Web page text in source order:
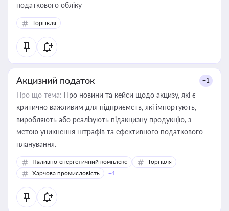
податкового обліку
Торгівля
Акцизний податок +1
Про що тема: Про новини та кейси щодо акцизу, які є
критично важливим для підприємств, які імпортують,
виробляють або реалізують підакцизну продукцію, з
метою уникнення штрафів та ефективного податкового
планування.
Паливно-енергетичний комплекс
Торгівля
Харчова промисловість
+1